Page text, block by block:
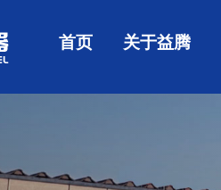
首页 关于益腾